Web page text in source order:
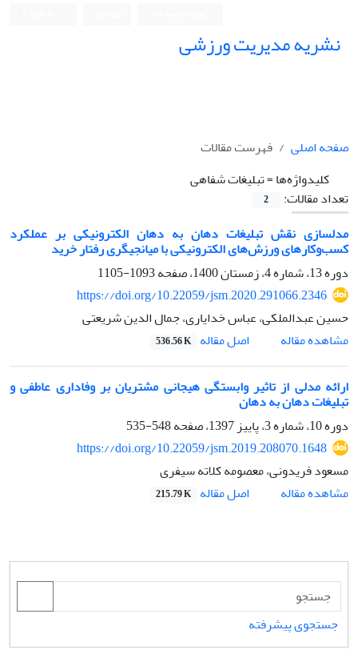
نشریه مدیریت ورزشی
صفحه اصلی
فهرست مقالات
کلیدواژه‌ها =تبلیغات شفاهی
تعداد مقالات:
2
مدلسازی نقش تبلیغات دهان به دهان الکترونیکی بر عملکرد
کسب‌وکارهای ورزش‌های الکترونیکی با میانجیگری رفتار خرید
دوره 13، شماره 4، زمستان 1400، صفحه
1093-1105
https://doi.org/10.22059/jsm.2020.291066.2346
حسین عبدالملکی، عباس خدایاری، جمال الدین شریعتی
مشاهده مقاله
اصل مقاله 536.56 K
ارائه مدلی از تاثیر وابستگی هیجانی مشتریان بر وفاداری عاطفی و
تبلیغات دهان به دهان
دوره 10، شماره 3، پاییز 1397، صفحه
548-535
https://doi.org/10.22059/jsm.2019.208070.1648
مسعود فریدونی، معصومه کلاته سیفری
مشاهده مقاله
اصل مقاله 215.79 K
جستجوی پیشرفته